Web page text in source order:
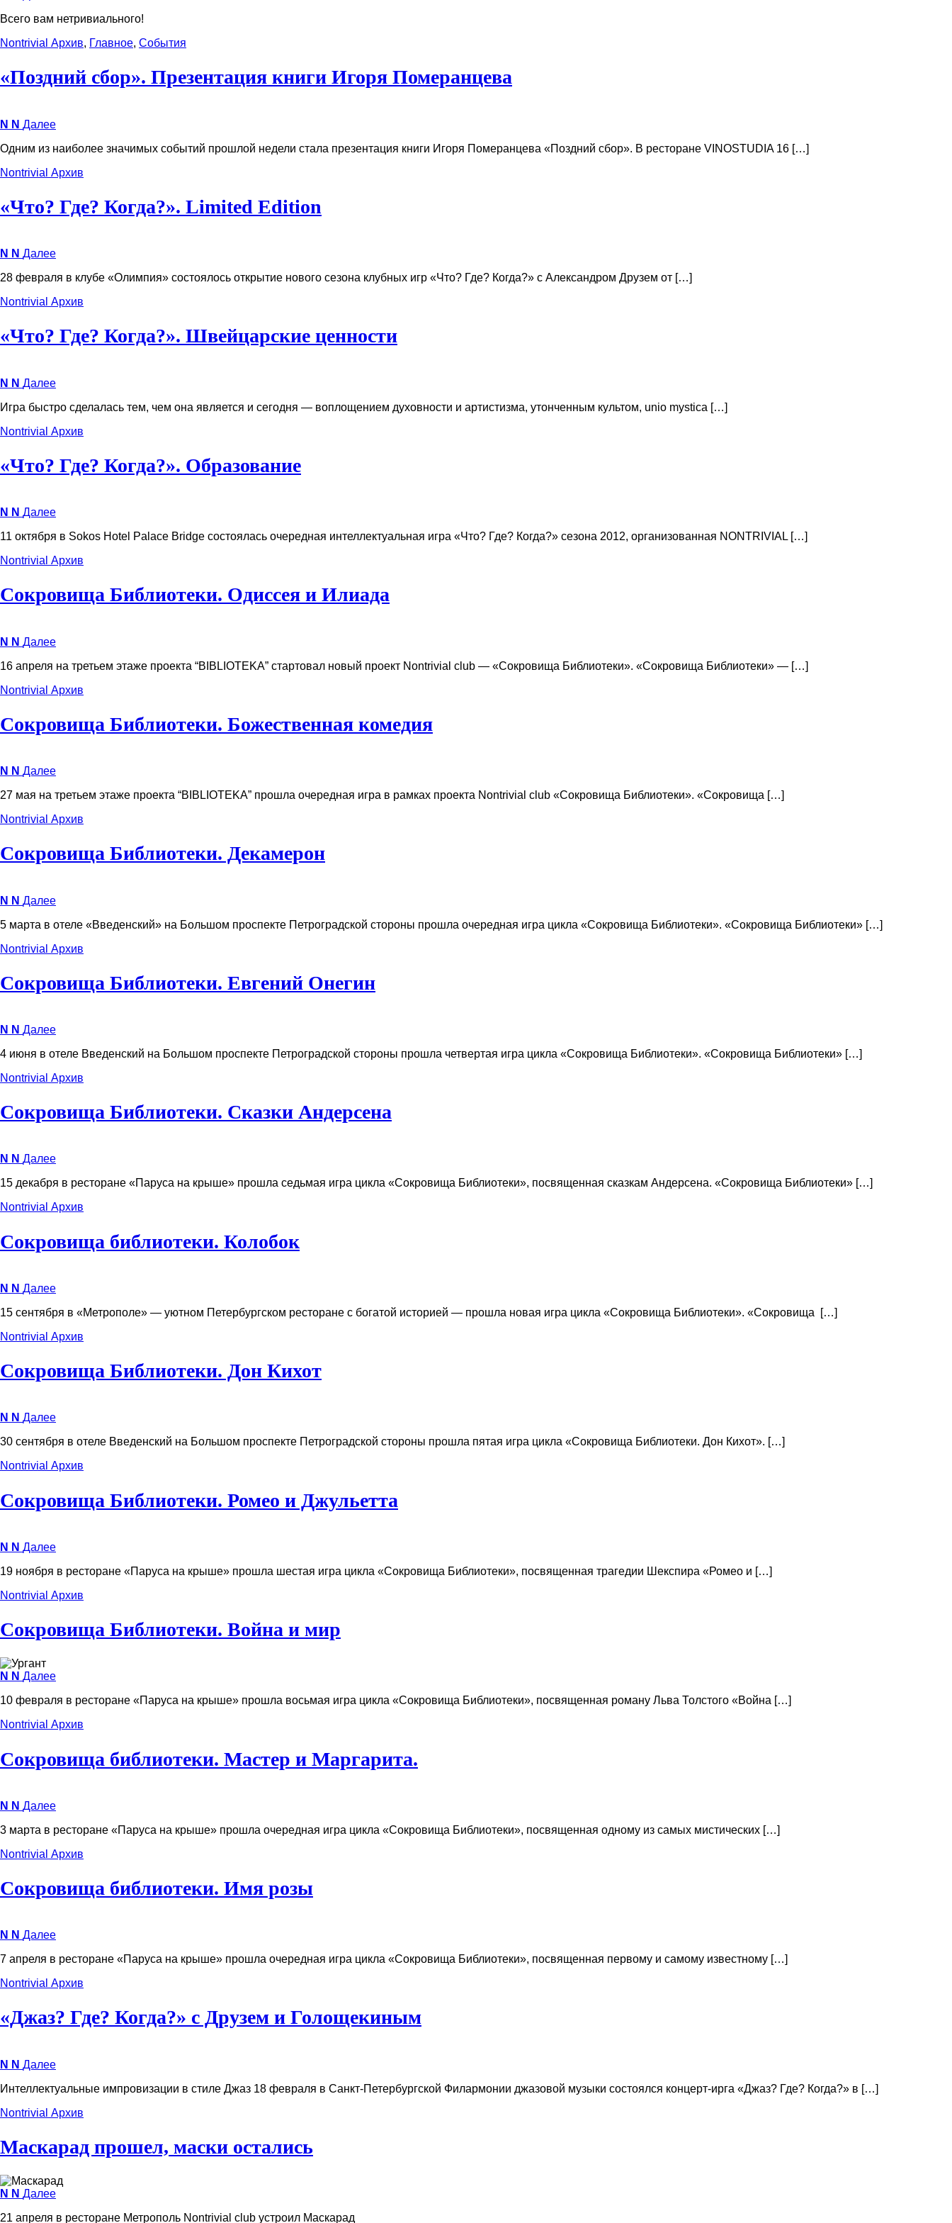
Всего вам нетривиального!
Nontrivial Архив, Главное, События
«Поздний сбор». Презентация книги Игоря Померанцева
N N Далее
Одним из наиболее значимых событий прошлой недели стала презентация книги Игоря Померанцева «Поздний сбор». В ресторане VINOSTUDIA 16 […]
Nontrivial Архив
«Что? Где? Когда?». Limited Edition
N N Далее
28 февраля в клубе «Олимпия» состоялось открытие нового сезона клубных игр «Что? Где? Когда?» с Александром Друзем от […]
Nontrivial Архив
«Что? Где? Когда?». Швейцарские ценности
N N Далее
Игра быстро сделалась тем, чем она является и сегодня — воплощением духовности и артистизма, утонченным культом, unio mystica […]
Nontrivial Архив
«Что? Где? Когда?». Образование
N N Далее
11 октября в Sokos Hotel Palace Bridge состоялась очередная интеллектуальная игра «Что? Где? Когда?» сезона 2012, организованная NONTRIVIAL […]
Nontrivial Архив
Сокровища Библиотеки. Одиссея и Илиада
N N Далее
16 апреля на третьем этаже проекта “BIBLIOTEKA” стартовал новый проект Nontrivial club — «Сокровища Библиотеки». «Сокровища Библиотеки» — […]
Nontrivial Архив
Сокровища Библиотеки. Божественная комедия
N N Далее
27 мая на третьем этаже проекта “BIBLIOTEKA” прошла очередная игра в рамках проекта Nontrivial club «Сокровища Библиотеки». «Сокровища […]
Nontrivial Архив
Сокровища Библиотеки. Декамерон
N N Далее
5 марта в отеле «Введенский» на Большом проспекте Петроградской стороны прошла очередная игра цикла «Сокровища Библиотеки». «Сокровища Библиотеки» […]
Nontrivial Архив
Сокровища Библиотеки. Евгений Онегин
N N Далее
4 июня в отеле Введенский на Большом проспекте Петроградской стороны прошла четвертая игра цикла «Сокровища Библиотеки». «Сокровища Библиотеки» […]
Nontrivial Архив
Сокровища Библиотеки. Сказки Андерсена
N N Далее
15 декабря в ресторане «Паруса на крыше» прошла седьмая игра цикла «Сокровища Библиотеки», посвященная сказкам Андерсена. «Сокровища Библиотеки» […]
Nontrivial Архив
Сокровища библиотеки. Колобок
N N Далее
15 сентября в «Метрополе» — уютном Петербургском ресторане с богатой историей — прошла новая игра цикла «Сокровища Библиотеки». «Сокровища […]
Nontrivial Архив
Сокровища Библиотеки. Дон Кихот
N N Далее
30 сентября в отеле Введенский на Большом проспекте Петроградской стороны прошла пятая игра цикла «Сокровища Библиотеки. Дон Кихот». […]
Nontrivial Архив
Сокровища Библиотеки. Ромео и Джульетта
N N Далее
19 ноября в ресторане «Паруса на крыше» прошла шестая игра цикла «Сокровища Библиотеки», посвященная трагедии Шекспира «Ромео и […]
Nontrivial Архив
Сокровища Библиотеки. Война и мир
N N Далее
10 февраля в ресторане «Паруса на крыше» прошла восьмая игра цикла «Сокровища Библиотеки», посвященная роману Льва Толстого «Война […]
Nontrivial Архив
Сокровища библиотеки. Мастер и Маргарита.
N N Далее
3 марта в ресторане «Паруса на крыше» прошла очередная игра цикла «Сокровища Библиотеки», посвященная одному из самых мистических […]
Nontrivial Архив
Сокровища библиотеки. Имя розы
N N Далее
7 апреля в ресторане «Паруса на крыше» прошла очередная игра цикла «Сокровища Библиотеки», посвященная первому и самому известному […]
Nontrivial Архив
«Джаз? Где? Когда?» c Друзем и Голощекиным
N N Далее
Интеллектуальные импровизации в стиле Джаз 18 февраля в Санкт-Петербургской Филармонии джазовой музыки состоялся концерт-ирга «Джаз? Где? Когда?» в […]
Nontrivial Архив
Маскарад прошел, маски остались
N N Далее
21 апреля в ресторане Метрополь Nontrivial club устроил Маскарад